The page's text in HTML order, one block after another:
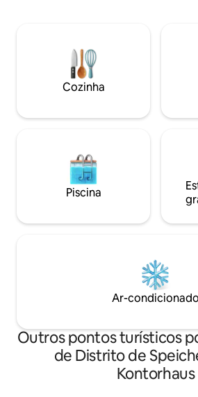
hóspedes têm acesso a todo o loft.
Moramos a poucos minutos de
e estamos à disposição dos nossos
Hoheluft-West está localizado no
coração da cidade, a menos de dois
quilômetros do porto. A vizinhança é
tranquila e segura, supermercados e
restaurantes estão a uma curta
Hoheluftbrücke (U3) e Schlump (U2)
estão a poucos minutos de distância.
menos de 100 metros de distância. Nas
proximidades, é possível estacionar
quase em qualquer lugar na rua. Não é
frente da porta é permitido, mas a
das 22:00, por favor, não fale alto por
causa dos vizinhos. Não use os vasos
flores como cinzeiro (alguém já fez
Cozinha
Piscina
Ar-condicionado
Outros pontos turísticos
de Distrito de
Kontorhaus